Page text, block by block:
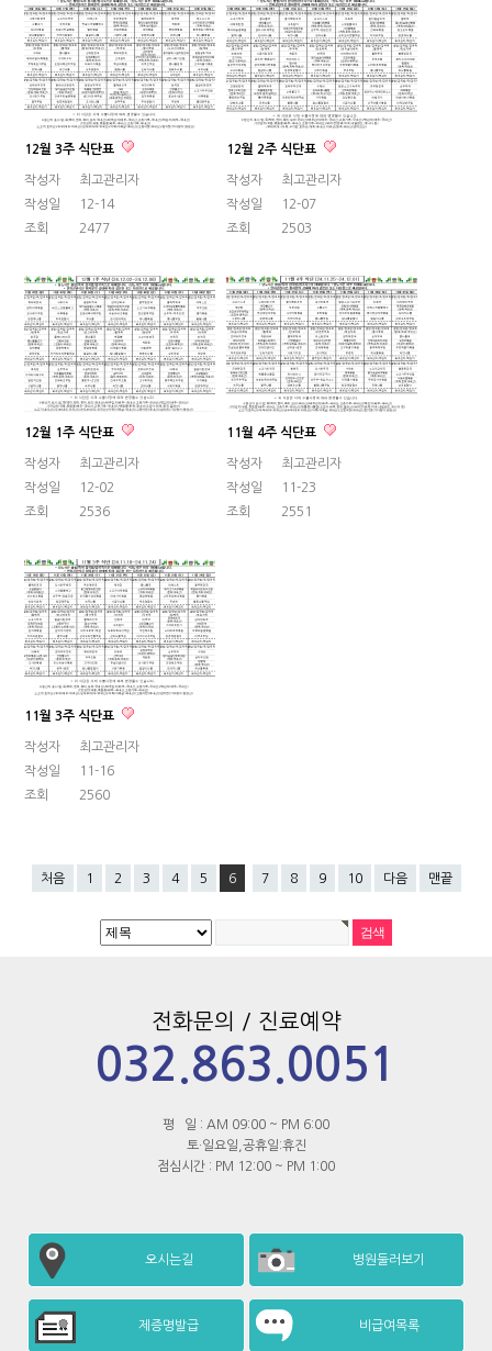
12월 3주 식단표
작성자
최고관리자
작성일
12-14
조회
2477
12월 2주 식단표
작성자
최고관리자
작성일
12-07
조회
2503
12월 1주 식단표
작성자
최고관리자
작성일
12-02
조회
2536
11월 4주 식단표
작성자
최고관리자
작성일
11-23
조회
2551
11월 3주 식단표
작성자
최고관리자
작성일
11-16
조회
2560
처음 1 2 3 4 5 6 7 8 9 10 다음 맨끝
전화문의 / 진료예약
032.863.0051
평 일 : AM 09:00 ~ PM 6:00
토·일요일,공휴일:휴진
점심시간 : PM 12:00 ~ PM 1:00
오시는길 병원둘러보기
제증명발급 비급여목록